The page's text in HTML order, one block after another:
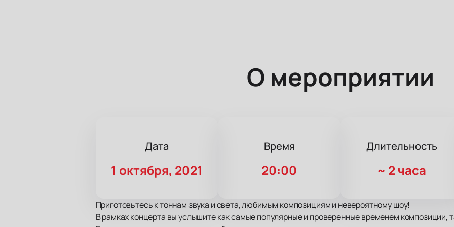
О мероприятии
Дата
1 октября, 2021
Время
20:00
Длительность
~ 2 часа
Приготовьтесь к тоннам звука и света, любимым композициям и невероятному шоу!
В рамках концерта вы услышите как самые популярные и проверенные временем композиции,